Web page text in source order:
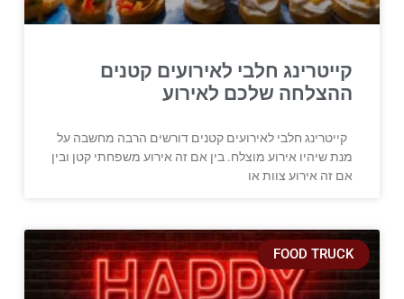
קייטרינג חלבי לאירועים קטנים
ההצלחה שלכם לאירוע
קייטרינג חלבי לאירועים קטנים דורשים הרבה מחשבה על
מנת שיהיו אירוע מוצלח. בין אם זה אירוע משפחתי קטן ובין
אם זה אירוע צוות או
FOOD TRUCK